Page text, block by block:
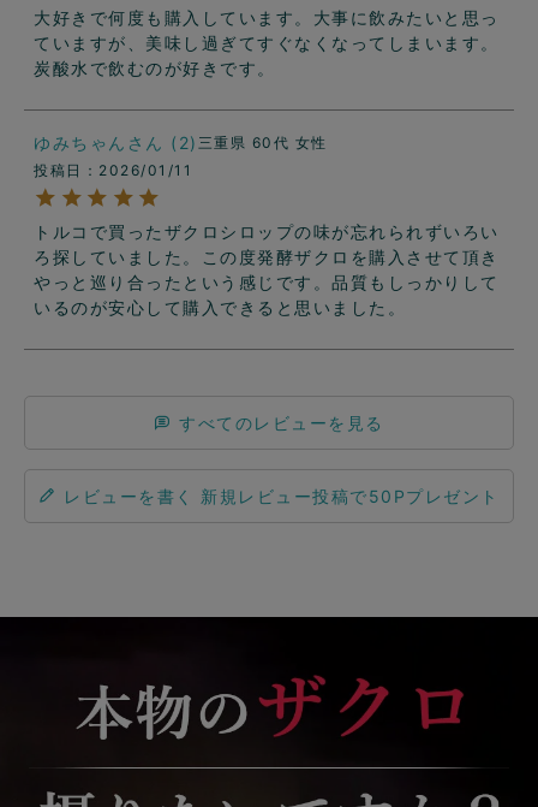
大好きで何度も購入しています。大事に飲みたいと思っ
ていますが、美味し過ぎてすぐなくなってしまいます。
ゆみちゃん 2 三重県 60代 女性
投稿日
2026/01/11
トルコで買ったザクロシロップの味が忘れられずいろい
ろ探していました。この度発酵ザクロを購入させて頂き
やっと巡り合ったという感じです。品質もしっかりして
いるのが安心して購入できると思いました。
すべてのレビューを見る
レビューを書く